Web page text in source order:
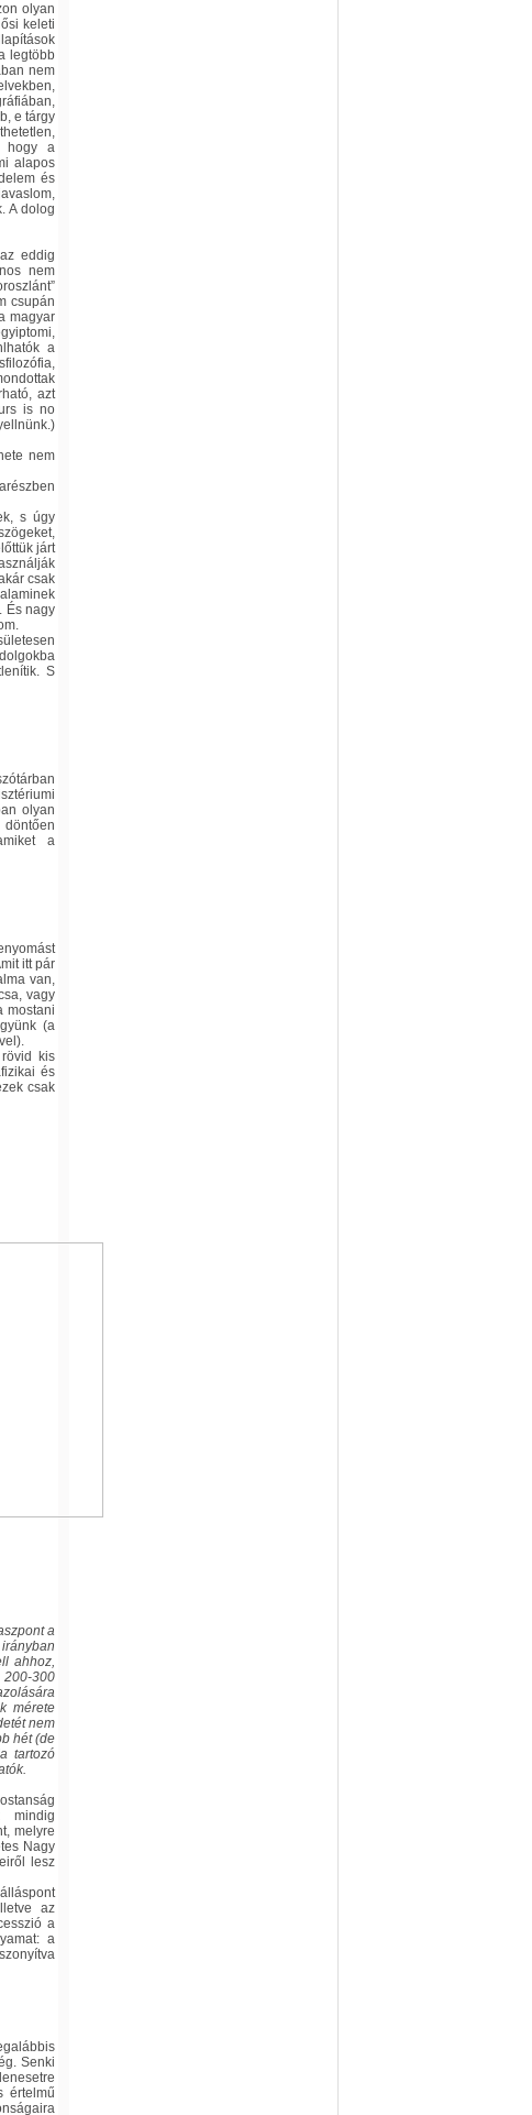
olyan
keleti
legtöbb
nem
e tárgy
hogy a
alapos
és
A dolog
eddig
nem
csupán
magyar
a
azt
is no
nem
s úgy
járt
csak
És nagy
S
olyan
a
itt pár
van,
vagy
mostani
(a
kis
és
csak
a
ahhoz,
300
mérete
nem
hét (de
tartozó
mindig
melyre
Nagy
lesz
az
a
a
Senki
értelmű